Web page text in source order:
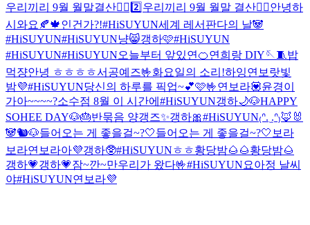
우리끼리 9월 월말결산❤️‍🔥2️⃣ 우리끼리 9월 월말 결산❤️‍🔥안녕하
시와요 🍂🍁인건가?!#HiSUYUN세계 레서판다의 날🐼
#HiSUYUN#HiSUYUN냥😸갱하🩷#HiSUYUN
#HiSUYUN#HiSUYUN오늘부터 앞있연🍊연희랑 DIY🪡🧵 밥
먹쟝안녕 ㅎㅎㅎㅎ서공예즈🤟화요일의 소리!하잉연보랏빛
밤💜#HiSUYUN당신의 하루를 픽업~💕🩷🤟연보라💟윤경이
가아~~~~?소수점 8월 이 시간에 #HiSUYUN갱하🌙🐶HAPPY
SOHEE DAY🐶🎂반묶음 양갱즈✨갱하🎀#HiSUYUN₍ᐢ. ̫.ᐢ₎🦊🐰
🐼🐿🐶들어오는 게 좋을걸~?🤍들어오는 게 좋을걸~?🤍 보라
보라연보라아💜갱하🥸#HiSUYUNㅎㅎ황당밤🌰🌰황당밤🌰
갱하💗갱하💗잠~깐~만우리가 왔다🤟#HiSUYUN요아정 날씨
야#HiSUYUN연보라💜